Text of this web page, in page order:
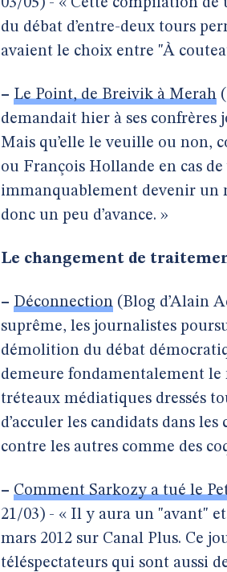
03/05) - « Cette compilation
du débat d’entre-deux tours
avaient le choix entre "À
– Le Point, de Breivik à Merah
demandait hier à ses confrères
Mais qu’elle le veuille ou non,
ou François Hollande en cas
immanquablement devenir un
donc un peu d’avance. »
Le changement de
– Déconnection (Blog d’Alain
suprême, les journalistes
démolition du débat
demeure fondamentalement
tréteaux médiatiques dressés
d’acculer les candidats dans
contre les autres comme des
– Comment Sarkozy a tué le
21/03) - « Il y aura un "avant"
mars 2012 sur Canal Plus. Ce
téléspectateurs qui sont aussi